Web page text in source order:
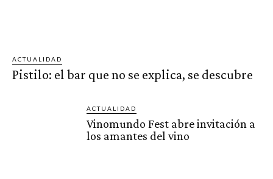
ACTUALIDAD
Pistilo: el bar que no se explica, se descubre
ACTUALIDAD
Vinomundo Fest abre invitación a
los amantes del vino